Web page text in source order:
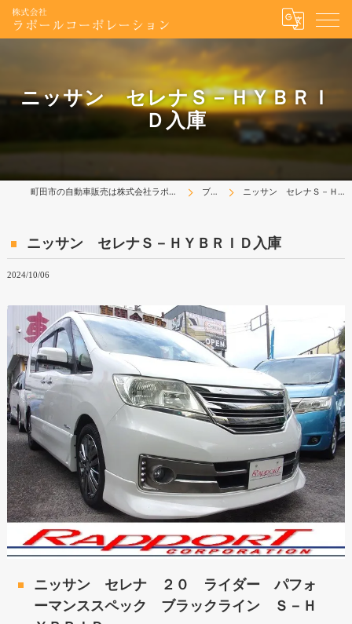
ニッサン セレナＳ－ＨＹＢＲＩ
Ｄ入庫
町田市の自動車販売は株式会社ラポールコーポレーション ブログ ニッサン セレナＳ－ＨＹＢＲＩＤ入庫
ニッサン セレナＳ－ＨＹＢＲＩＤ入庫
2024/10/06
ニッサン セレナ ２０ ライダー パフォ
ーマンススペック ブラックライン Ｓ－Ｈ